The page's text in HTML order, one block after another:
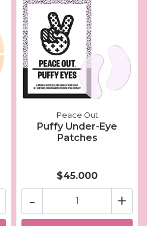
Peace Out
Puffy Under-Eye
Patches
$45.000
+
-